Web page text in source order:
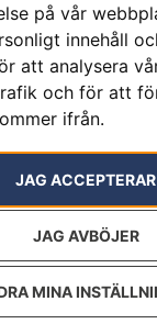
på vår
innehåll
att analysera
och för att
ifrån.
JAG ACCEPTERAR
JAG AVBÖJER
MINA